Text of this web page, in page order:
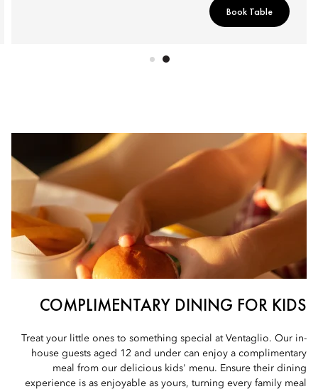
Book Table
COMPLIMENTARY DINING FOR KIDS
Treat your little ones to something special at Ventaglio. Our in-
house guests aged 12 and under can enjoy a complimentary
meal from our delicious kids' menu. Ensure their dining
experience is as enjoyable as yours, turning every family meal